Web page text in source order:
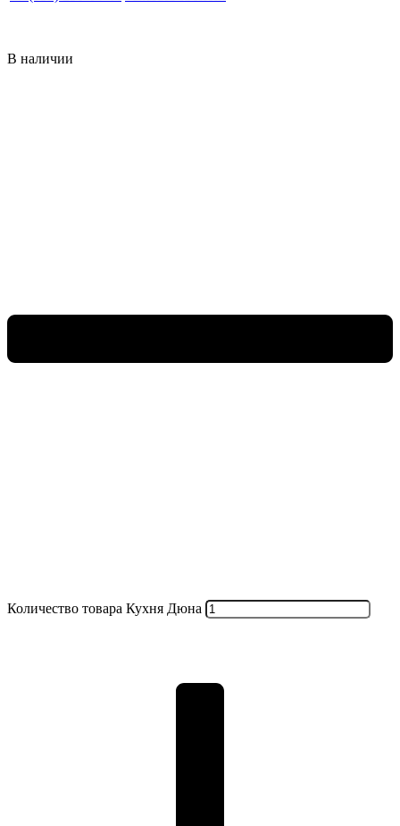
В наличии
Количество товара Кухня Дюна